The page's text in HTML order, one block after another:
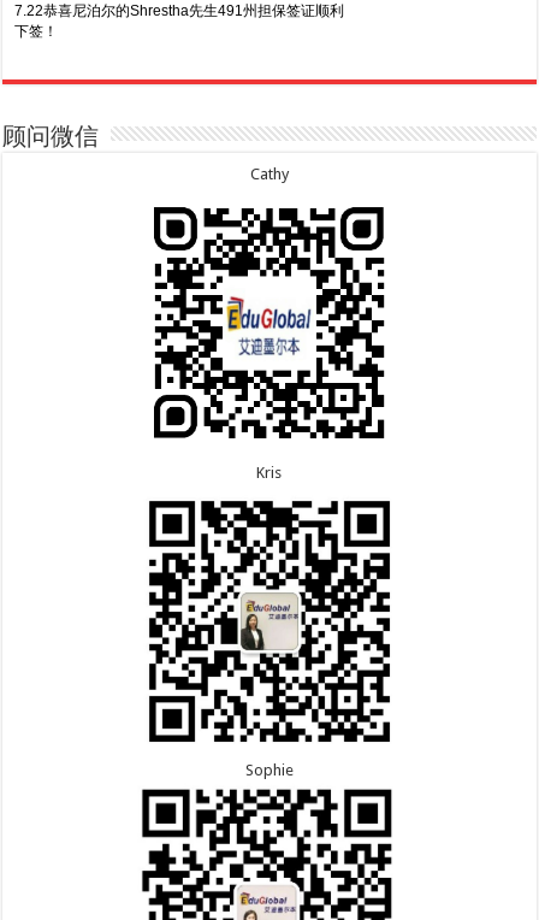
Business offer！
8.6恭喜江苏的谢先生600旅游签证顺利下签，三年多
8.5恭喜江苏的杨女士190技术移民签证顺利下签！
8.3恭喜黑龙江的刘女士864父母签证顺利下签！
8.3恭喜天津的陈同学和妈妈590+500学生签证顺利
7.22恭喜尼泊尔的Shrestha先生491州担保签证顺利
下签！
签！
7.15恭喜江苏的曹同学500学生签证顺利下签！
7.13恭喜广东的邓同学500学生签证顺利下签！
7.9恭喜广东的喻同学500学生签证顺利下签！
7.8恭喜黑龙江的刘女士600旅游签证顺利下签，三年
7.7恭喜北京的王先生和孩子600旅游签证顺利下签，
顾问微信
Cathy
Kris
Sophie